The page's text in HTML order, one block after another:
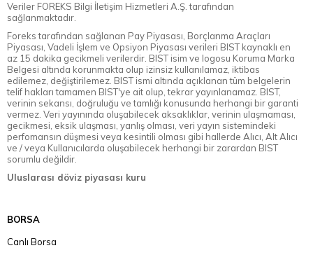
Veriler FOREKS Bilgi İletişim Hizmetleri A.Ş. tarafından
sağlanmaktadır.
Foreks tarafından sağlanan Pay Piyasası, Borçlanma Araçları
Piyasası, Vadeli İşlem ve Opsiyon Piyasası verileri BIST kaynaklı en
az 15 dakika gecikmeli verilerdir. BIST isim ve logosu Koruma Marka
Belgesi altında korunmakta olup izinsiz kullanılamaz, iktibas
edilemez, değiştirilemez. BIST ismi altında açıklanan tüm belgelerin
telif hakları tamamen BIST'ye ait olup, tekrar yayınlanamaz. BIST,
verinin sekansı, doğruluğu ve tamlığı konusunda herhangi bir garanti
vermez. Veri yayınında oluşabilecek aksaklıklar, verinin ulaşmaması,
gecikmesi, eksik ulaşması, yanlış olması, veri yayın sistemindeki
perfomansın düşmesi veya kesintili olması gibi hallerde Alıcı, Alt Alıcı
ve / veya Kullanıcılarda oluşabilecek herhangi bir zarardan BIST
sorumlu değildir.
Uluslarası döviz piyasası kuru
BORSA
Canlı Borsa